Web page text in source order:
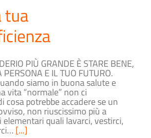
tua
PIÙ GRANDE È STARE BENE,
E IL TUO FUTURO.
siamo in buona salute e
vita “normale” non ci
cosa potrebbe accadere se un
non riuscissimo più a
elementari quali lavarci, vestirci,
[...]